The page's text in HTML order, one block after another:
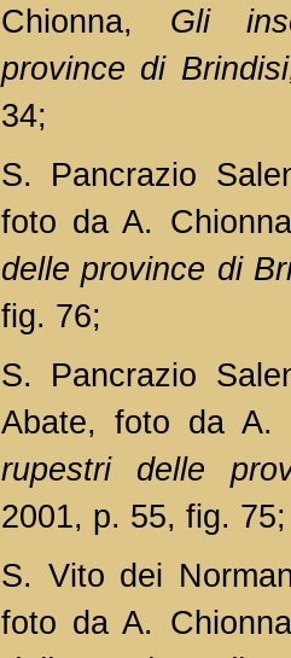
Chionna, Gli
province di
34;
S. Pancrazio
foto da A.
delle province di
fig. 76;
S. Pancrazio
Abate, foto da A.
rupestri delle
2001, p. 55, fig. 75;
S. Vito dei
foto da A.